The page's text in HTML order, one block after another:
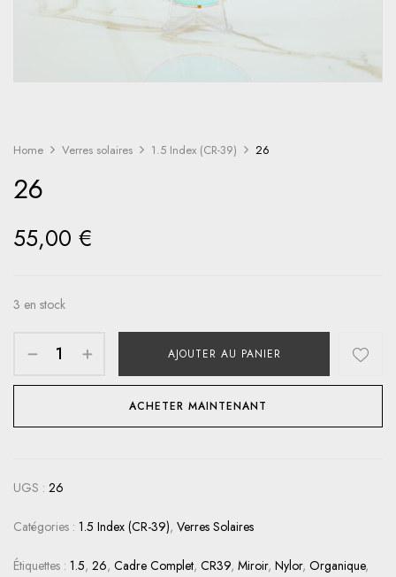
Home Verres solaires 1.5 Index (CR-39) 26
26
55,00 €
3 en stock
AJOUTER AU PANIER
ACHETER MAINTENANT
UGS : 26
Catégories : 1.5 Index (CR-39), Verres Solaires
Étiquettes : 1.5, 26, Cadre Complet, CR39, Miroir, Nylor, Organique,